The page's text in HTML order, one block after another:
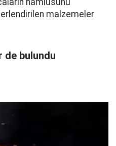
namlusunu
malzemeler
de bulundu